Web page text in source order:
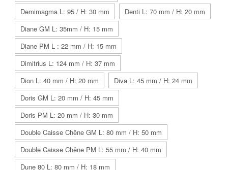
Demimagma L: 95 / H: 30 mm
Denti L: 70 mm / H: 20 mm
Diane GM L: 35mm / H: 15 mm
Diane PM L : 22 mm / H: 15 mm
Dimitrius L: 124 mm / H: 37 mm
Dion L: 40 mm / H: 20 mm
Diva L: 45 mm / H: 24 mm
Doris GM L: 20 mm / H: 45 mm
Doris PM L: 20 mm / H: 30 mm
Double Caisse Chêne GM L: 80 mm / H: 50 mm
Double Caisse Chêne PM L: 55 mm / H: 40 mm
Dune 80 L: 80 mm / H: 18 mm